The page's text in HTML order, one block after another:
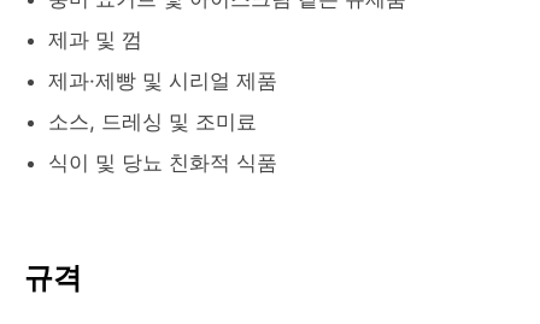
제과 및 껌
제과·제빵 및 시리얼 제품
소스, 드레싱 및 조미료
식이 및 당뇨 친화적 식품
규격